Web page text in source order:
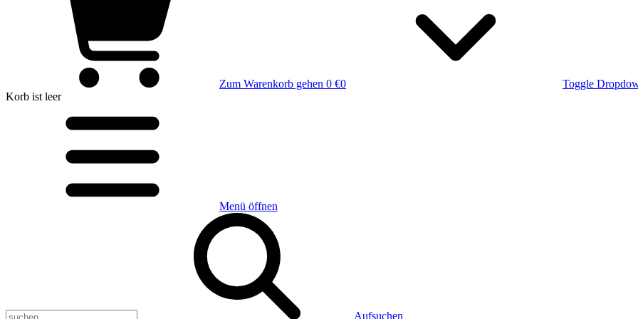
Zum Warenkorb gehen 0 €0
Toggle
Korb ist leer
Menü öffnen
Aufsuchen